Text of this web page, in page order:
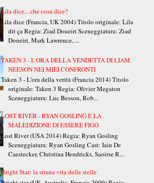
Lila dice... che cosa dice?
Lila dice (Francia, UK 2004) Titolo originale: Lila
dit ça Regia: Ziad Doueiri Sceneggiatura: Ziad
Doueiri, Mark Lawrence, ...
TAKEN 3 - L'ORA DELLA VENDETTA DI LIAM
NEESON NEI MIEI CONFRONTI
Taken 3 - L'ora della verità (Francia 2014) Titolo
originale: Taken 3 Regia: Olivier Megaton
Sceneggiatura: Luc Besson, Rob...
LOST RIVER - RYAN GOSLING E LA
MALEDIZIONE DI ESSERE FIGO
Lost River (USA 2014) Regia: Ryan Gosling
Sceneggiatura: Ryan Gosling Cast: Iain De
Caestecker, Christina Hendricks, Saoirse R...
Bright Star: la strana vita delle stelle